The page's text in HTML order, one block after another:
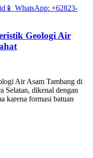
Geologi Air
Air Asam Tambang di
Selatan, dikenal dengan
karena formasi batuan